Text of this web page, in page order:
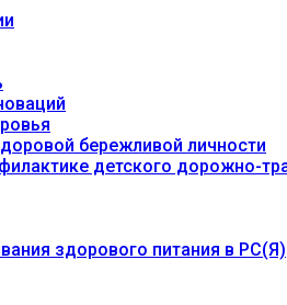
бережливой личности
детского дорожно-
здорового питания в РС(Я)